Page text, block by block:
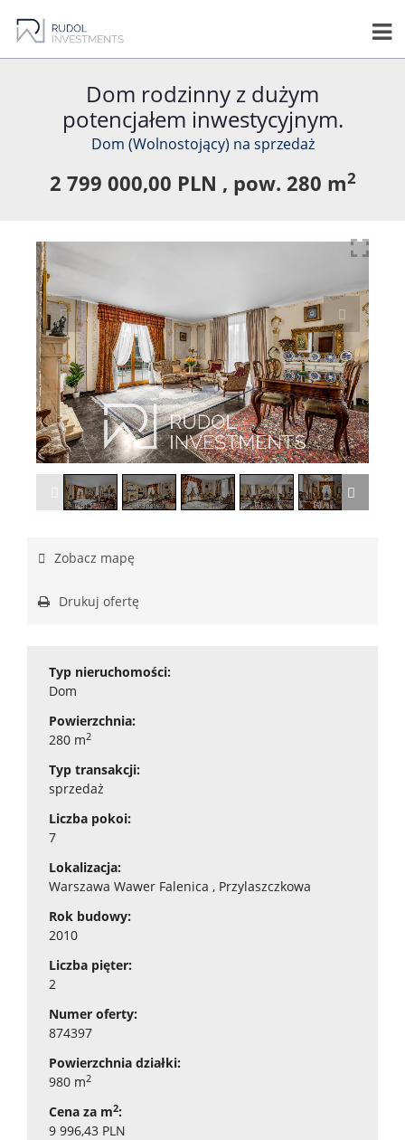
Dom rodzinny z dużym
potencjałem inwestycyjnym.
Dom (Wolnostojący) na sprzedaż
2 799 000,00 PLN , pow. 280 m2
1/33
Zobacz mapę
Drukuj ofertę
Typ nieruchomości:
Dom
Powierzchnia:
280 m2
Typ transakcji:
sprzedaż
Liczba pokoi:
7
Lokalizacja:
Warszawa Wawer Falenica , Przylaszczkowa
Rok budowy:
2010
Liczba pięter:
2
Numer oferty:
874397
Powierzchnia działki:
980 m2
Cena za m2:
9 996,43 PLN